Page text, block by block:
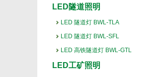
LED隧道照明
LED 隧道灯 BWL-TLA
LED 隧道灯 BWL-SFL
LED 高铁隧道灯 BWL-GTL
LED工矿照明